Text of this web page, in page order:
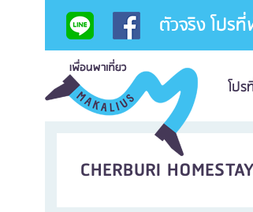
ตัวจริง โปร
โป
CHERBURI